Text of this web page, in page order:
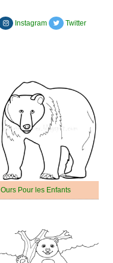
Instagram Twitter
Ours Pour les Enfants